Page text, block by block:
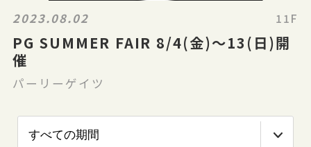
2023.08.02 11F
PG SUMMER FAIR 8/4(金)〜13(日)開
催
パーリーゲイツ